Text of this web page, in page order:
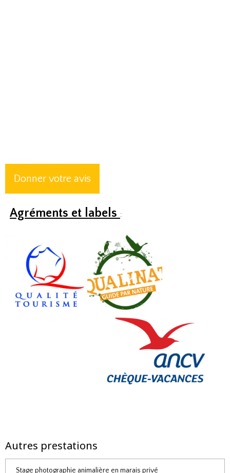
Donner votre avis
Agréments et labels :
Autres prestations
Stage photographie animalière en marais privé